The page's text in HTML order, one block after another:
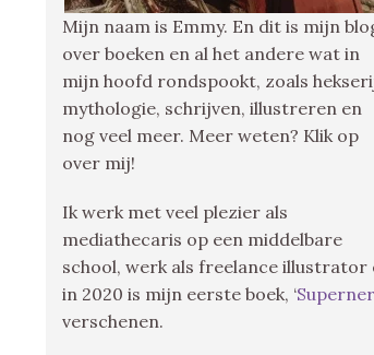
Mijn naam is Emmy. En dit is mijn
over boeken en al het andere wat in
mijn hoofd rondspookt, zoals
mythologie, schrijven, illustreren en
nog veel meer. Meer weten? Klik op
over mij!
Ik werk met veel plezier als
mediathecaris op een middelbare
school, werk als freelance illustrator
in 2020 is mijn eerste boek, ‘
verschenen.